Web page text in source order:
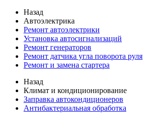
Назад
Автоэлектрика
Ремонт автоэлектрики
Установка автосигнализаций
Ремонт генераторов
Ремонт датчика угла поворота руля
Ремонт и замена стартера
Назад
Климат и кондиционирование
Заправка автокондиционеров
Антибактериальная обработка